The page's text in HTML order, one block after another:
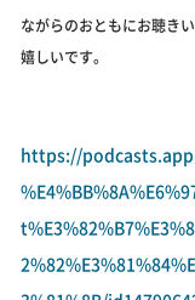
ながらのおともにお聴き
嬉しいです。
https://